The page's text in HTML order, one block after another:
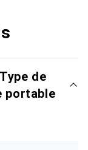
de
portable